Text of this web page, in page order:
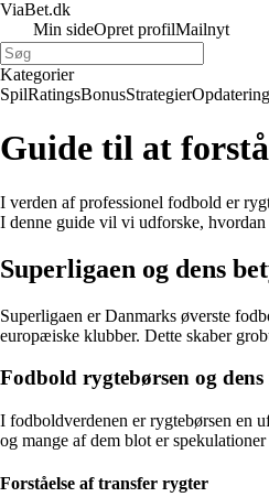
ViaBet.dk
Min sideOpret profilMailnyt
Kategorier
SpilRatingsBonusStrategier
Guide til at
I verden af professionel fodbold er
I denne guide vil vi udforske,
Superligaen og dens
Superligaen er Danmarks øverste
europæiske klubber. Dette skaber
Fodbold rygtebørsen og
I fodboldverdenen er rygtebørsen en
og mange af dem blot er
Forståelse af transfer rygter